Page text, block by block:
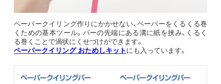
ペーパークイリング作りにかかせない、ペーパーをくるくる巻
くための基本ツール。バーの先端にある溝に紙を挟み、くるく
る巻くことで渦状にくせづけができます。
ペーパークイリング おためしキットにも入っています。